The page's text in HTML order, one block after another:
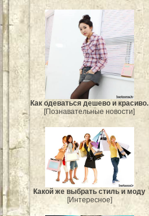
Как одеваться дешево и красиво.
[Познавательные новости]
Какой же выбрать стиль и моду
[Интересное]